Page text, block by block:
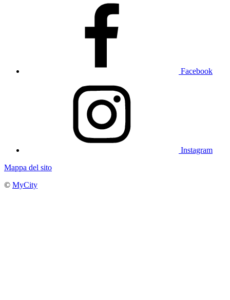
Facebook
Instagram
Mappa del sito
© MyCity